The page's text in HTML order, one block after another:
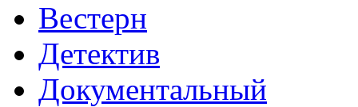
Вестерн
Детектив
Документальный